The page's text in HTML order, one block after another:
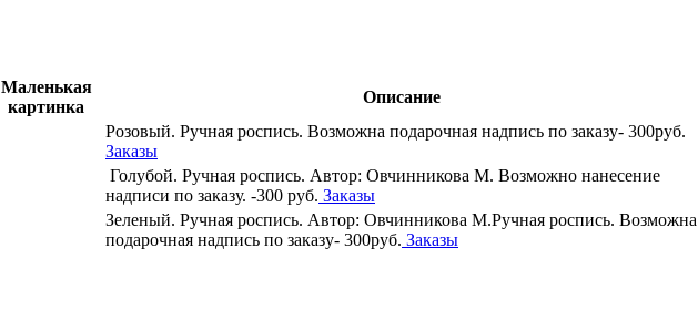
Маленькая
картинка
Описание
Розовый. Ручная роспись. Возможна подарочная надпись по заказу- 300руб.
Заказы
Голубой. Ручная роспись. Автор: Овчинникова М. Возможно нанесение
надписи по заказу. -300 руб. Заказы
Зеленый. Ручная роспись. Автор: Овчинникова М.Ручная роспись. Возможна
подарочная надпись по заказу- 300руб. Заказы